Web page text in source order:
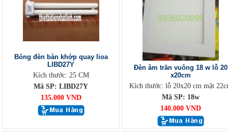
Bóng đèn bàn khớp quay lioa
LIBD27Y
Kích thước: 25 CM
Mã SP: LIBD27Y
135.000 VND
Đèn âm trần vuông 18 w lỗ 20
x20cm
Kích thước: lỗ 20x20 cm mặt
Mã SP: 18w
140.000 VND